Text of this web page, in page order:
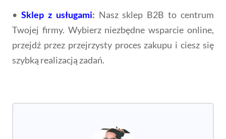
• Sklep z usługami: Nasz sklep B2B to centrum
Twojej firmy. Wybierz niezbędne wsparcie online,
przejdź przez przejrzysty proces zakupu i ciesz się
szybką realizacją zadań.